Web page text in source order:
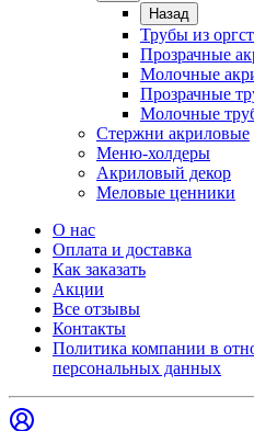
Назад
Трубы из
Прозрачные
Молочные
Прозрачные
Молочные
Стержни акриловые
Меню-холдеры
Акриловый декор
Меловые ценники
О нас
Оплата и доставка
Как заказать
Акции
Все отзывы
Контакты​
Политика компании в
персональных данных